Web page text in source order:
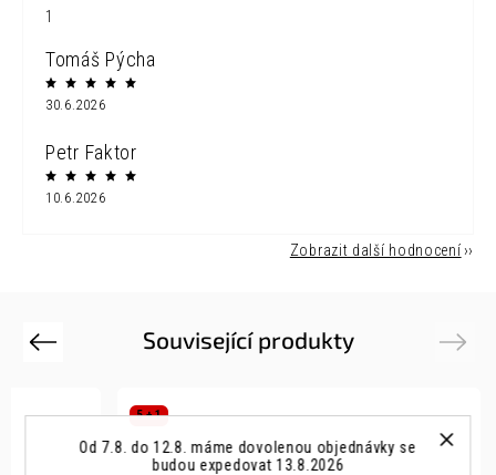
Od 7.8. do 12.8. máme dovolenou objednávky se
budou expedovat 13.8.2026
1
Tomáš Pýcha
30.6.2026
Petr Faktor
10.6.2026
Zobrazit další hodnocení
Související produkty
Previous
5 + 1
Next